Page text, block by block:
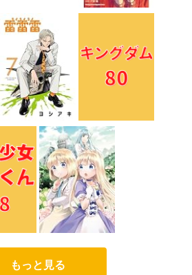
もっと見る